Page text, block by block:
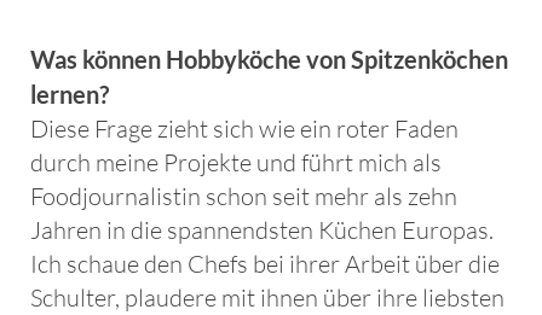
Was können Hobbyköche von Spitzenköchen
lernen?
Diese Frage zieht sich wie ein roter Faden
durch meine Projekte und führt mich als
Foodjournalistin schon seit mehr als zehn
Jahren in die spannendsten Küchen Europas.
Ich schaue den Chefs bei ihrer Arbeit über die
Schulter, plaudere mit ihnen über ihre liebsten